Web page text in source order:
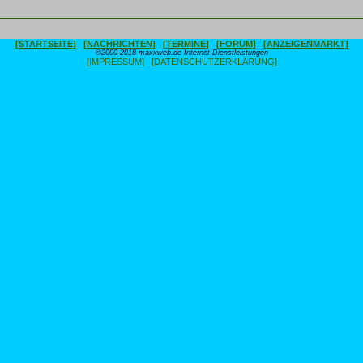
[STARTSEITE] [NACHRICHTEN] [TERMINE] [FORUM] [ANZEIGENMARKT]
©2000-2018 maxxweb.de Internet-Dienstleistungen
[IMPRESSUM] [DATENSCHUTZERKLÄRUNG]